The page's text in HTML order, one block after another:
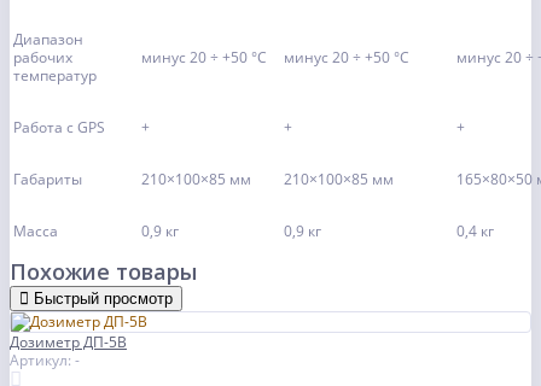
Диапазон
рабочих
температур
минус 20 ÷ +50 °C минус 20 ÷ +50 °C минус 20 ÷
Работа с GPS + + +
Габариты 210×100×85 мм 210×100×85 мм 165×80×50
Масса 0,9 кг 0,9 кг 0,4 кг
Похожие товары
Быстрый просмотр
Дозиметр ДП-5В
Артикул: -